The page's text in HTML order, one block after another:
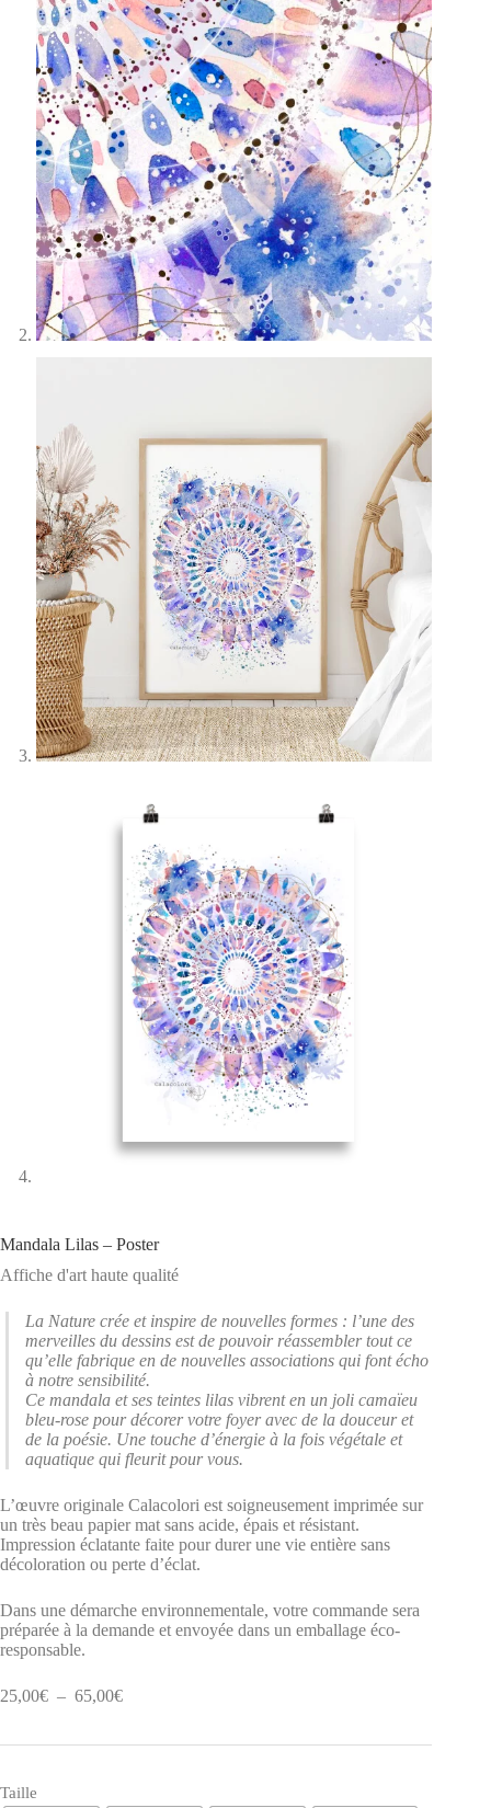
Mandala Lilas – Poster
Affiche d'art haute qualité
La Nature crée et inspire de nouvelles formes : l’une des
merveilles du dessins est de pouvoir réassembler tout ce
qu’elle fabrique en de nouvelles associations qui font écho
à notre sensibilité.
Ce mandala et ses teintes lilas vibrent en un joli camaïeu
bleu-rose pour décorer votre foyer avec de la douceur et
de la poésie. Une touche d’énergie à la fois végétale et
aquatique qui fleurit pour vous.
L’œuvre originale Calacolori est soigneusement imprimée sur
un très beau papier mat sans acide, épais et résistant.
Impression éclatante faite pour durer une vie entière sans
décoloration ou perte d’éclat.
Dans une démarche environnementale, votre commande sera
préparée à la demande et envoyée dans un emballage éco-
responsable.
25,00€ – 65,00€Plage
Taille